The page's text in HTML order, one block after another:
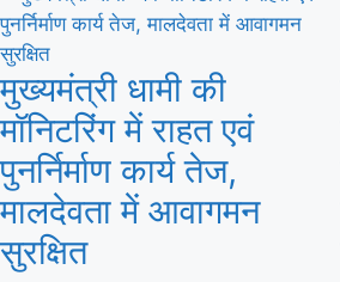
मुख्यमंत्री धामी की
मॉनिटरिंग में राहत एवं
पुनर्निर्माण कार्य तेज,
मालदेवता में आवागमन
सुरक्षित